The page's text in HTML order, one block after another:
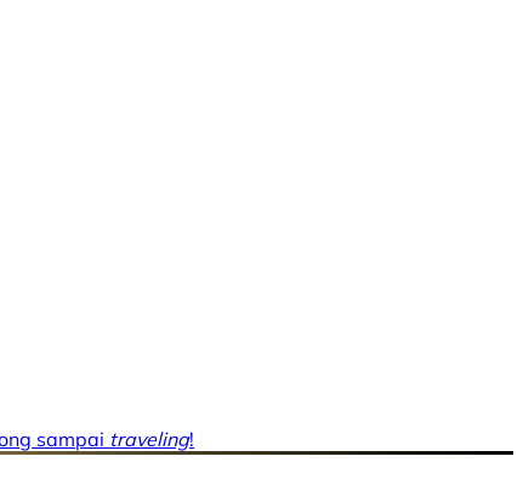
sampai traveling!